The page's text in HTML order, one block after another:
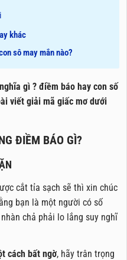
khác
sô may mắn nào?
gì ? điềm báo hay con số
viết giải mã giấc mơ dưới
ĐIỀM BÁO GÌ?
cắt tỉa sạch sẽ thì xin chúc
bạn là một người có số
chả phải lo lắng suy nghĩ
cách bất ngờ, hãy trân trọng